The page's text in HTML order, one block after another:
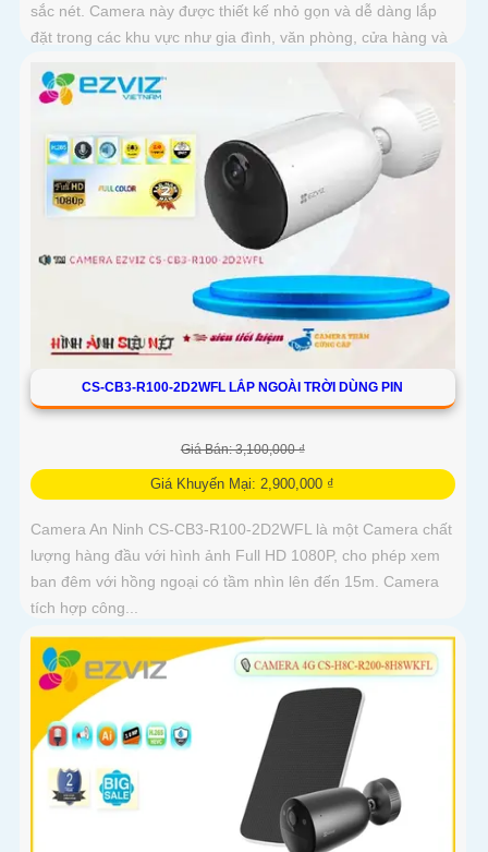
sắc nét. Camera này được thiết kế nhỏ gọn và dễ dàng lắp
đặt trong các khu vực như gia đình, văn phòng, cửa hàng và
CS-CB3-R100-2D2WFL LẮP NGOÀI TRỜI DÙNG PIN
Giá Bán: 3,100,000 ₫
Giá Khuyến Mại: 2,900,000 ₫
Camera An Ninh CS-CB3-R100-2D2WFL là một Camera chất
lượng hàng đầu với hình ảnh Full HD 1080P, cho phép xem
ban đêm với hồng ngoại có tầm nhìn lên đến 15m. Camera
tích hợp công...